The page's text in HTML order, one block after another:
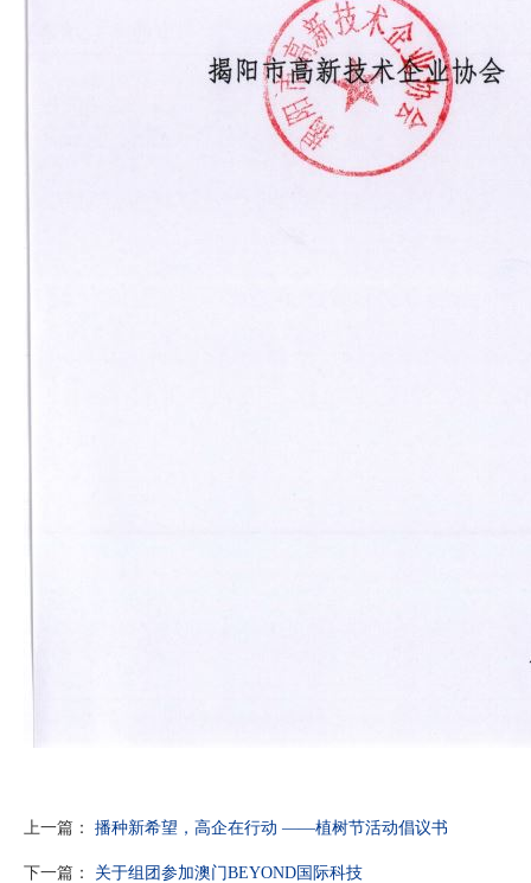
上一篇： 播种新希望，高企在行动 ——植树节活动倡议书
下一篇： 关于组团参加澳门BEYOND国际科技